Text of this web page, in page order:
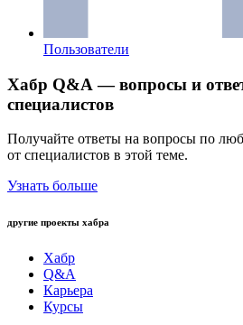
Пользователи
Хабр Q&A — вопросы и
специалистов
Получайте ответы на вопросы по
от специалистов в этой теме.
Узнать больше
другие проекты хабра
Хабр
Q&A
Карьера
Курсы